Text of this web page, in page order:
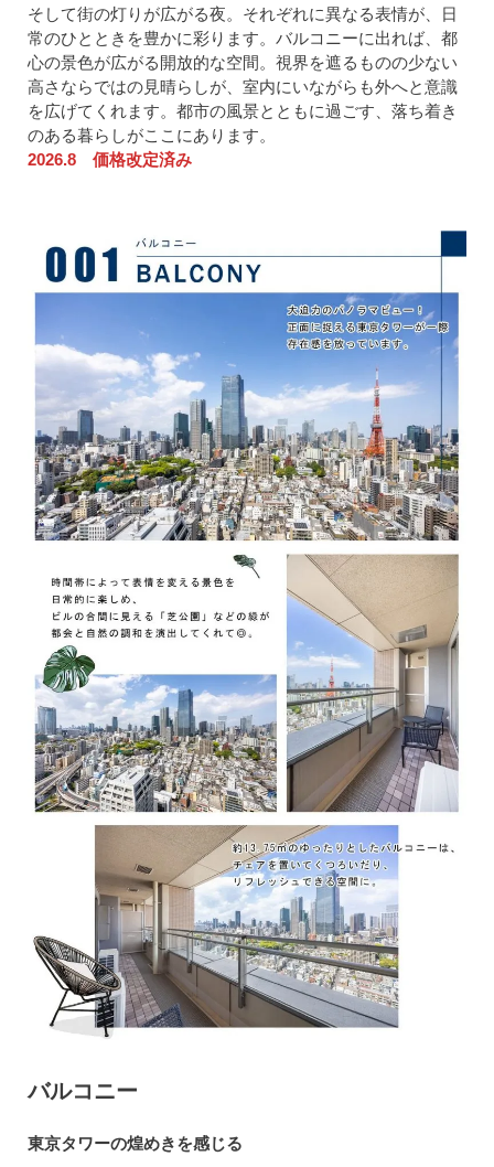
そして街の灯りが広がる夜。それぞれに異なる表情が、日
常のひとときを豊かに彩ります。バルコニーに出れば、都
心の景色が広がる開放的な空間。視界を遮るものの少ない
高さならではの見晴らしが、室内にいながらも外へと意識
を広げてくれます。都市の風景とともに過ごす、落ち着き
のある暮らしがここにあります。
2026.8 価格改定済み
バルコニー
東京タワーの煌めきを感じる